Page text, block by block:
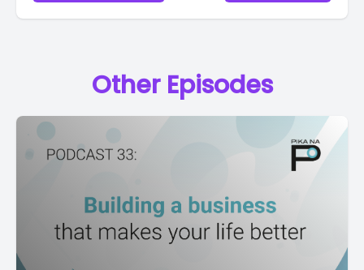
Other Episodes